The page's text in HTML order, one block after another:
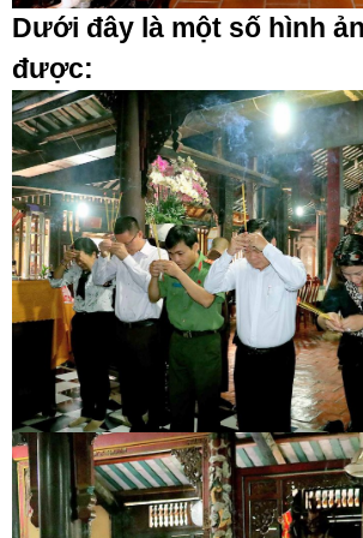
Dưới đây là một số hình
được: